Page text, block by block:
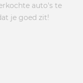
auto's te
je goed zit!